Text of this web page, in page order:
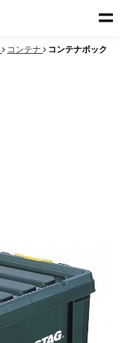
コンテナ
コンテナボック